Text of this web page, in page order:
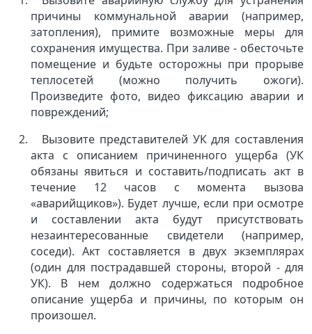
причины коммунальной аварии (например,
затопления), примите возможные меры для
сохранения имущества. При заливе - обесточьте
помещение и будьте осторожны при прорыве
теплосетей (можно получить ожоги).
Произведите фото, видео фиксацию аварии и
повреждений;
Вызовите представителей УК для составления
акта с описанием причиненного ущерба (УК
обязаны явиться и составить/подписать акт в
течение 12 часов с момента вызова
«аварийщиков»). Будет лучше, если при осмотре
и составлении акта будут присутствовать
незаинтересованные свидетели (например,
соседи). Акт составляется в двух экземплярах
(один для пострадавшей стороны, второй - для
УК). В нем должно содержаться подробное
описание ущерба и причины, по которым он
произошел.